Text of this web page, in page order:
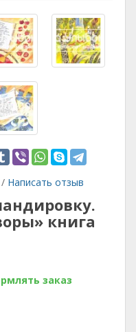
/ Написать отзыв
книга
заказ